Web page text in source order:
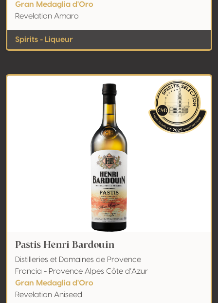
Gran Medaglia d'Oro
Revelation Amaro
Spirits - Liqueur
Pastis Henri Bardouin
Distilleries et Domaines de Provence
Francia - Provence Alpes Côte d’Azur
Gran Medaglia d'Oro
Revelation Aniseed